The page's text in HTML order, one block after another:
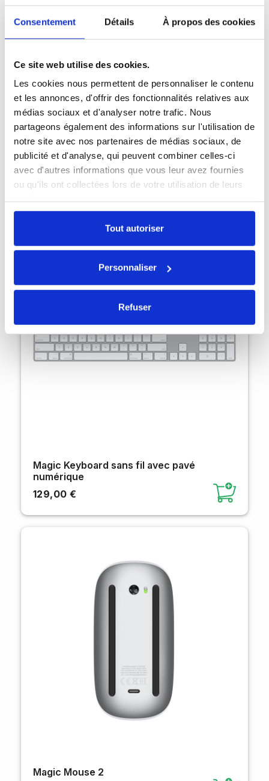
Consentement Détails À propos des cookies
Ce site web utilise des cookies.
Les cookies nous permettent de personnaliser le contenu
et les annonces, d'offrir des fonctionnalités relatives aux
médias sociaux et d'analyser notre trafic. Nous
partageons également des informations sur l'utilisation de
notre site avec nos partenaires de médias sociaux, de
publicité et d'analyse, qui peuvent combiner celles-ci
avec d'autres informations que vous leur avez fournies
ou qu'ils ont collectées lors de votre utilisation de leurs
Tout autoriser
Personnaliser
Refuser
AirPods Pro 1 MageSafe
146,30 €
Magic Keyboard sans fil avec pavé
numérique
129,00 €
Magic Mouse 2